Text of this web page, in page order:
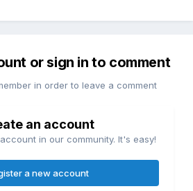
or sign in to comment
in order to leave a comment
an account
in our community. It's easy!
a new account